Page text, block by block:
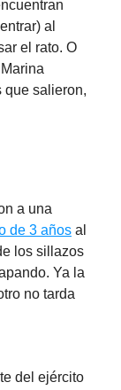
al
el rato. O
que salieron,
a una
de 3 años al
los sillazos
Ya la
no tarda
del ejército